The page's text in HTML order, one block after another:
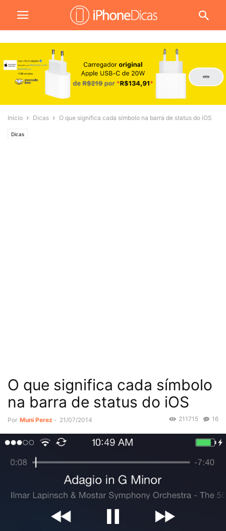
Início Dicas O que significa cada símbolo na barra de status do iOS
Dicas
O que significa cada símbolo
na barra de status do iOS
Por Muni Perez - 21/07/2014 16
211715